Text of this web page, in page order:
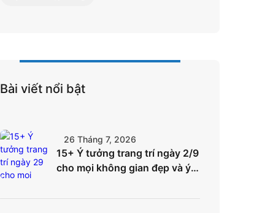
Bài viết nổi bật
26 Tháng 7, 2026
15+ Ý tưởng trang trí ngày 2/9
cho mọi không gian đẹp và ý